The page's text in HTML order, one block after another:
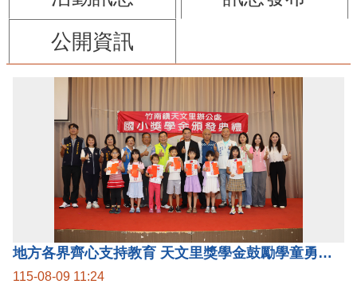
公開資訊
地方各界齊心支持教育 天文里獎學金鼓勵學童勇敢追夢
115-08-09 11:24